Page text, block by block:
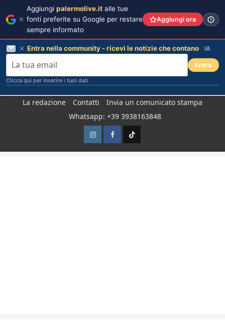
La redazione Contatti
Invia un comunicato stampa
Whatsapp: +39 3938163848
InstagramFacebook
TikTok
Aggiungi palermolive.it alle tue
fonti preferite su Google per restare
sempre informato
Aggiungi ora
Entra nella community - ricevi le notizie che contano IA
Entra
Clicca qui per inserire i tuoi dati